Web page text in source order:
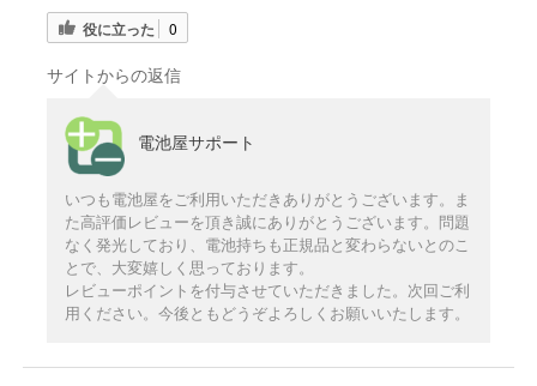
役に立った 0
サイトからの返信
電池屋サポート
いつも電池屋をご利用いただきありがとうございます。ま
た高評価レビューを頂き誠にありがとうございます。問題
なく発光しており、電池持ちも正規品と変わらないとのこ
とで、大変嬉しく思っております。
レビューポイントを付与させていただきました。次回ご利
用ください。今後ともどうぞよろしくお願いいたします。